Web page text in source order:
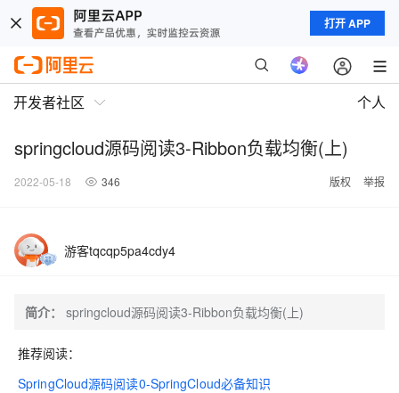
打开 APP
开发者社区 个人
springcloud源码阅读3-Ribbon负载均衡(上)
2022-05-18 346 版权 举报
游客tqcqp5pa4cdy4
简介： springcloud源码阅读3-Ribbon负载均衡(上)
推荐阅读：
SpringCloud源码阅读0-SpringCloud必备知识